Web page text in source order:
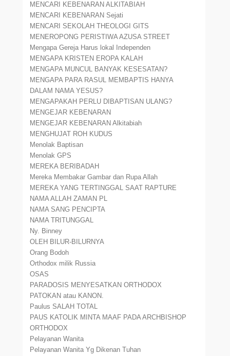
MENCARI KEBENARAN ALKITABIAH
MENCARI KEBENARAN Sejati
MENCARI SEKOLAH THEOLOGI GITS
MENEROPONG PERISTIWA AZUSA STREET
Mengapa Gereja Harus lokal Independen
MENGAPA KRISTEN EROPA KALAH
MENGAPA MUNCUL BANYAK KESESATAN?
MENGAPA PARA RASUL MEMBAPTIS HANYA
DALAM NAMA YESUS?
MENGAPAKAH PERLU DIBAPTISAN ULANG?
MENGEJAR KEBENARAN
MENGEJAR KEBENARAN Alkitabiah
MENGHUJAT ROH KUDUS
Menolak Baptisan
Menolak GPS
MEREKA BERIBADAH
Mereka Membakar Gambar dan Rupa Allah
MEREKA YANG TERTINGGAL SAAT RAPTURE
NAMA ALLAH ZAMAN PL
NAMA SANG PENCIPTA
NAMA TRITUNGGAL
Ny. Binney
OLEH BILUR-BILURNYA
Orang Bodoh
Orthodox milik Russia
OSAS
PARADOSIS MENYESATKAN ORTHODOX
PATOKAN atau KANON.
Paulus SALAH TOTAL
PAUS KATOLIK MINTA MAAF PADA ARCHBISHOP
ORTHODOX
Pelayanan Wanita
Pelayanan Wanita Yg Dikenan Tuhan